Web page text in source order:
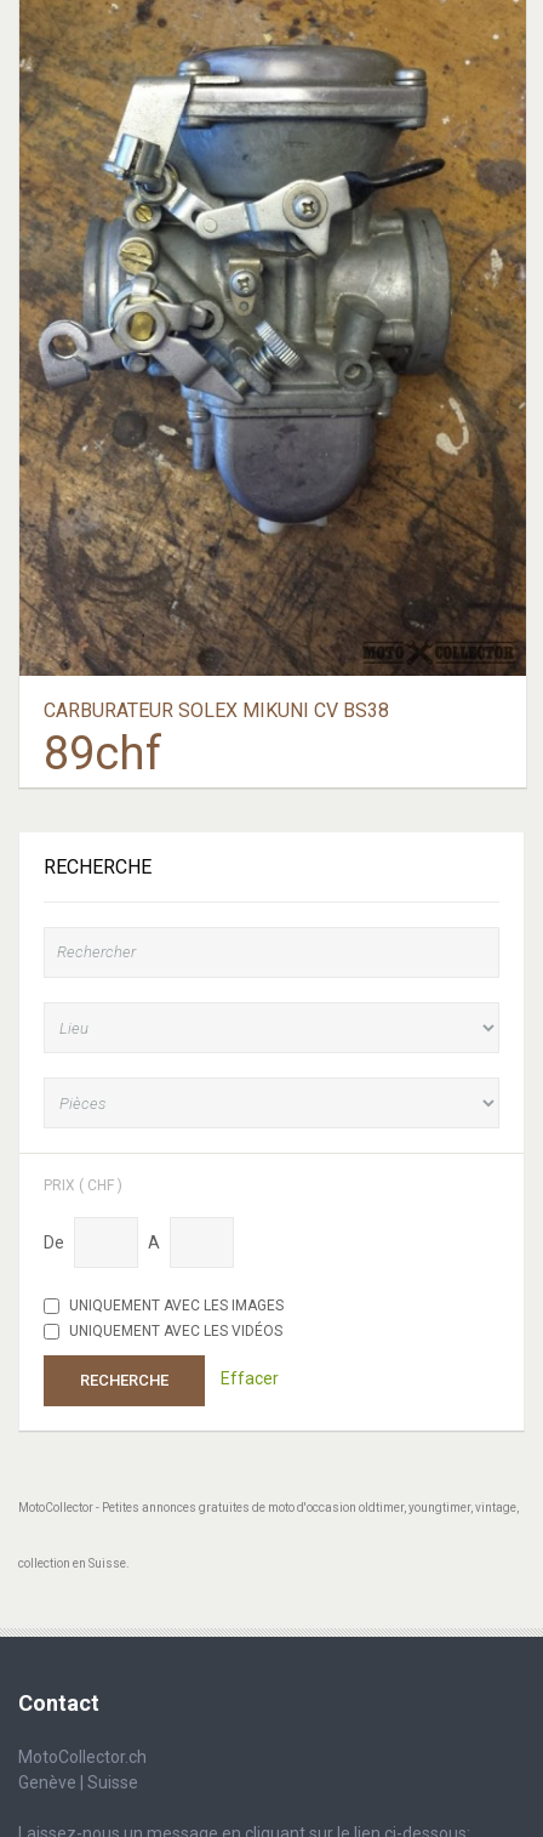
CARBURATEUR SOLEX MIKUNI CV BS38
89chf
RECHERCHE
PRIX ( CHF )
De A
UNIQUEMENT AVEC LES IMAGES
UNIQUEMENT AVEC LES VIDÉOS
RECHERCHE Effacer
MotoCollector - Petites annonces gratuites de moto d'occasion oldtimer, youngtimer, vintage,
collection en Suisse.
Contact
MotoCollector.ch
Genève | Suisse